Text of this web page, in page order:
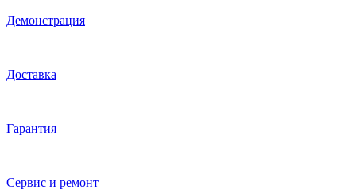
Демонстрация
Доставка
Гарантия
Сервис и ремонт